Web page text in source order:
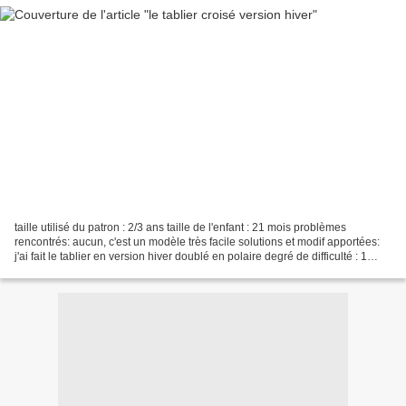
taille utilisé du patron : 2/3 ans taille de l'enfant : 21 mois problèmes
rencontrés: aucun, c'est un modèle très facile solutions et modif apportées:
j'ai fait le tablier en version hiver doublé en polaire degré de difficulté : 1